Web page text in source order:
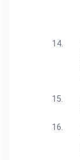
14.
15.
16.